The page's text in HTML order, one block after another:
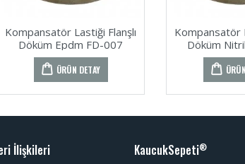
Kompansatör Lastiği Flanşlı
Döküm Epdm FD-007
ÜRÜN DETAY
Kompansatör
Döküm
İlişkileri KaucukSepeti®